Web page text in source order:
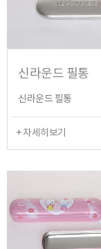
신라운드 필통
신라운드 필통
+ 자세히보기